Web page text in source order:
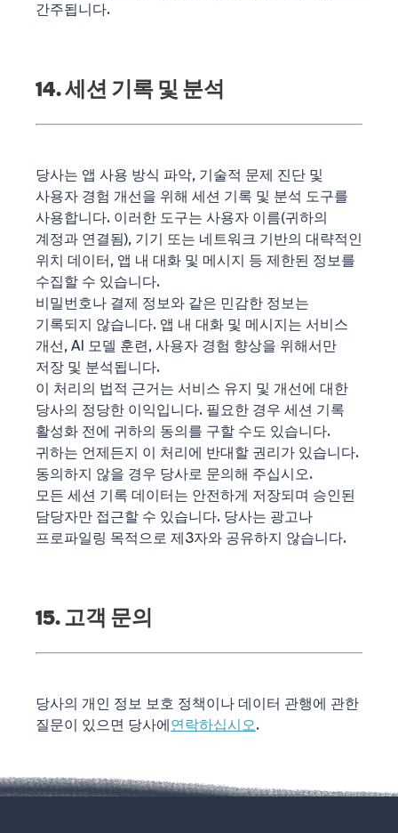
간주됩니다.
14. 세션 기록 및 분석
당사는 앱 사용 방식 파악, 기술적 문제 진단 및
사용자 경험 개선을 위해 세션 기록 및 분석 도구를
사용합니다. 이러한 도구는 사용자 이름(귀하의
계정과 연결됨), 기기 또는 네트워크 기반의 대략적인
위치 데이터, 앱 내 대화 및 메시지 등 제한된 정보를
수집할 수 있습니다.
비밀번호나 결제 정보와 같은 민감한 정보는
기록되지 않습니다. 앱 내 대화 및 메시지는 서비스
개선, AI 모델 훈련, 사용자 경험 향상을 위해서만
저장 및 분석됩니다.
이 처리의 법적 근거는 서비스 유지 및 개선에 대한
당사의 정당한 이익입니다. 필요한 경우 세션 기록
활성화 전에 귀하의 동의를 구할 수도 있습니다.
귀하는 언제든지 이 처리에 반대할 권리가 있습니다.
동의하지 않을 경우 당사로 문의해 주십시오.
모든 세션 기록 데이터는 안전하게 저장되며 승인된
담당자만 접근할 수 있습니다. 당사는 광고나
프로파일링 목적으로 제3자와 공유하지 않습니다.
15. 고객 문의
당사의 개인 정보 보호 정책이나 데이터 관행에 관한
질문이 있으면 당사에연락하십시오.